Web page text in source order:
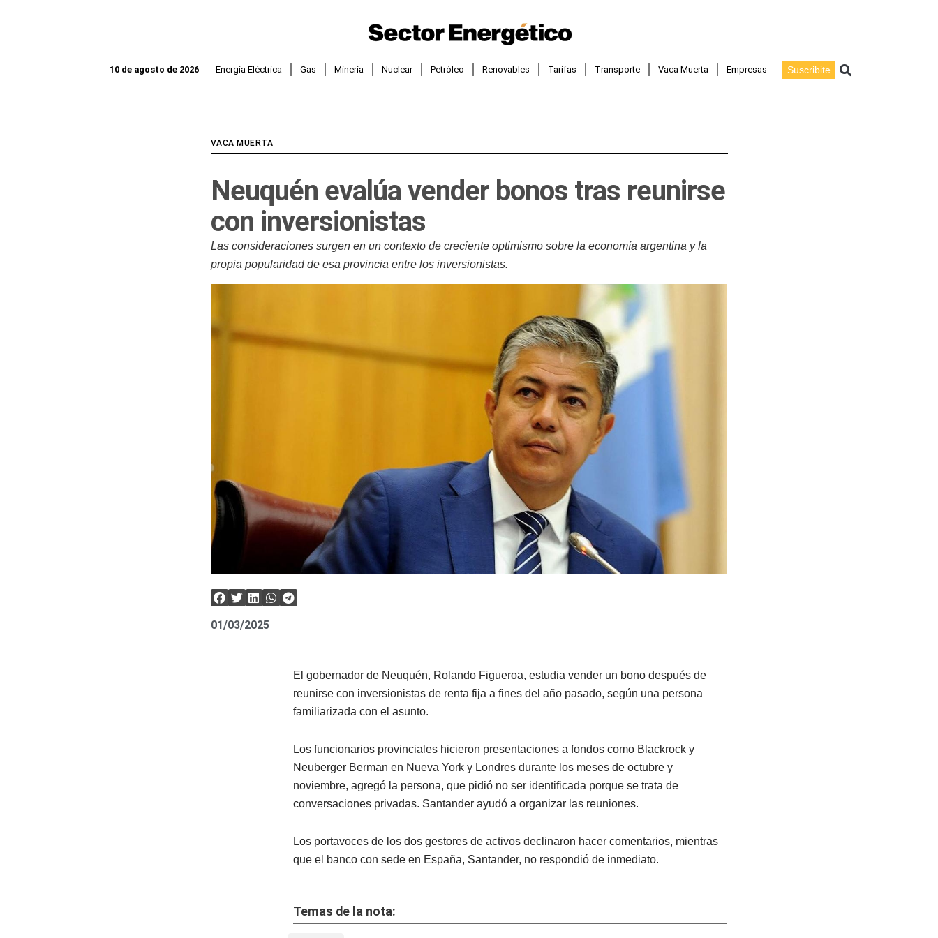
10 de agosto de 2026 Energía Eléctrica Gas Minería Nuclear Petróleo Renovables Tarifas Transporte Vaca Muerta Empresas Suscribite Buscar
VACA MUERTA
Neuquén evalúa vender bonos tras reunirse
con inversionistas
Las consideraciones surgen en un contexto de creciente optimismo sobre la economía argentina y la
propia popularidad de esa provincia entre los inversionistas.
01/03/2025
El gobernador de Neuquén, Rolando Figueroa, estudia vender un bono después de
reunirse con inversionistas de renta fija a fines del año pasado, según una persona
familiarizada con el asunto.
Los funcionarios provinciales hicieron presentaciones a fondos como Blackrock y
Neuberger Berman en Nueva York y Londres durante los meses de octubre y
noviembre, agregó la persona, que pidió no ser identificada porque se trata de
conversaciones privadas. Santander ayudó a organizar las reuniones.
Los portavoces de los dos gestores de activos declinaron hacer comentarios, mientras
que el banco con sede en España, Santander, no respondió de inmediato.
Temas de la nota: